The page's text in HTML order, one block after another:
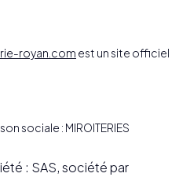
royan.com est un site officiel
sociale : MIROITERIES
: SAS, société par